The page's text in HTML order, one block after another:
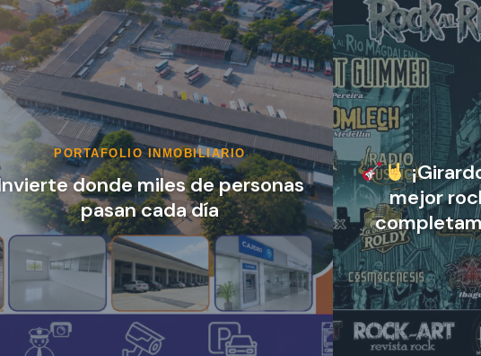
EVENTOS
¡Girardot vibrará al ritmo del
mejor rock… y la entrada es
completamente GRATIS!
Cuidar
también